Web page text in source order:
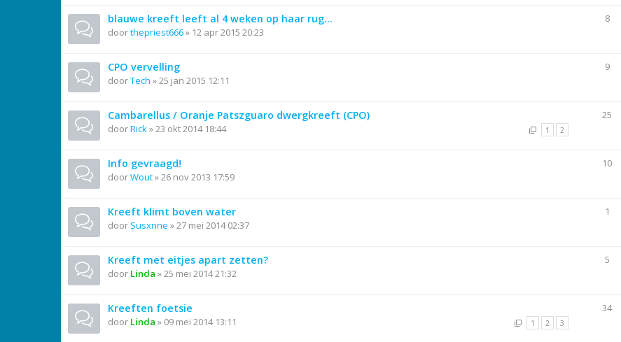
blauwe kreeft leeft al 4 weken op haar rug...
doorthepriest666» 12 apr 2015 20:23
8
CPO vervelling
doorTech »25 jan 2015 12:11
9
Cambarellus / Oranje Patszguaro dwergkreeft (CPO)
doorRick»23 okt 2014 18:44 1 2
25
Info gevraagd!
doorWout»26 nov 2013 17:59
10
Kreeft klimt boven water
door Susxnne »27 mei 2014 02:37
1
Kreeft met eitjes apart zetten?
door Linda »25 mei 2014 21:32
5
Kreeften foetsie
door Linda » 09 mei 2014 13:11 1 2 3
34